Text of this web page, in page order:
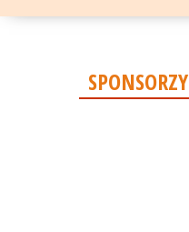
SPONSORZY